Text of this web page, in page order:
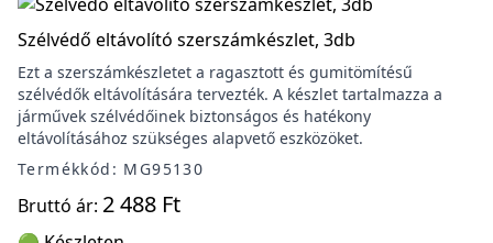
Szélvédő eltávolító szerszámkészlet, 3db
Ezt a szerszámkészletet a ragasztott és gumitömítésű
szélvédők eltávolítására tervezték. A készlet tartalmazza a
járművek szélvédőinek biztonságos és hatékony
eltávolításához szükséges alapvető eszközöket.
Termékkód: MG95130
Bruttó ár: 2 488 Ft